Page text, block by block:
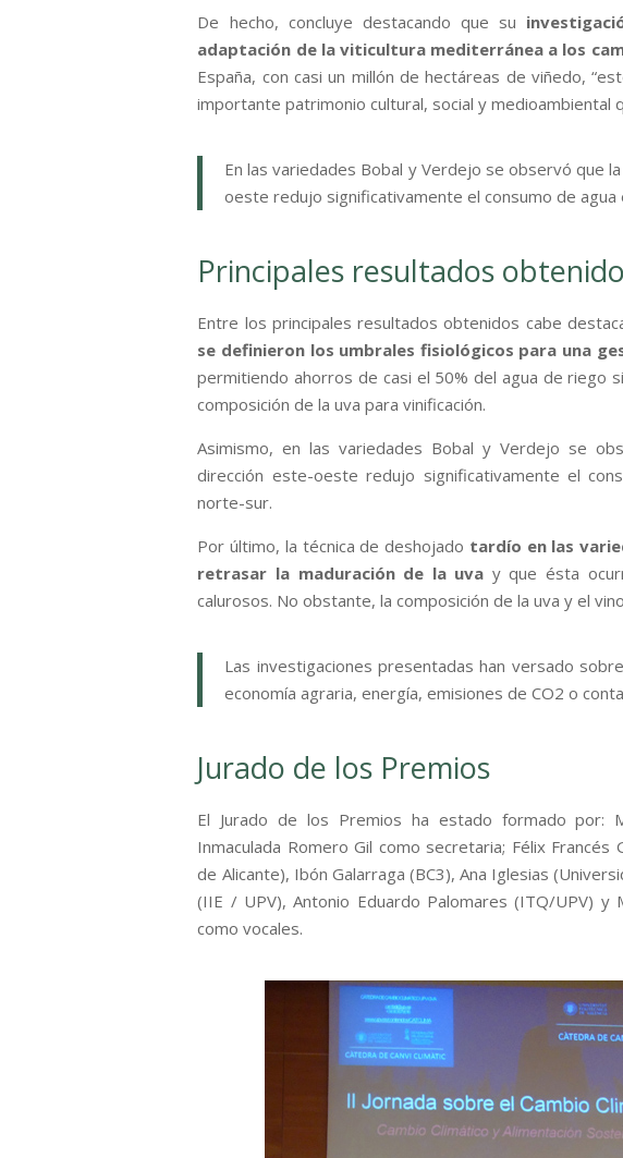
De hecho, concluye destacando que su
adaptación de la viticultura mediterránea a los
España, con casi un millón de hectáreas de viñedo,
importante patrimonio cultural, social y medioambiental
En las variedades Bobal y Verdejo se observó que
oeste redujo significativamente el consumo de
Principales resultados
Entre los principales resultados obtenidos cabe
se definieron los umbrales fisiológicos para una
permitiendo ahorros de casi el 50% del agua de riego
composición de la uva para vinificación.
Asimismo, en las variedades Bobal y Verdejo se
dirección este-oeste redujo significativamente el
norte-sur.
Por último, la técnica de deshojado tardío en las
retrasar la maduración de la uva y que ésta
calurosos. No obstante, la composición de la uva y el
Las investigaciones presentadas han versado
economía agraria, energía, emisiones de CO2 o
Jurado de los Premios
El Jurado de los Premios ha estado formado por:
Inmaculada Romero Gil como secretaria; Félix Francés
de Alicante), Ibón Galarraga (BC3), Ana Iglesias
(IIE / UPV), Antonio Eduardo Palomares (ITQ/UPV) y
como vocales.